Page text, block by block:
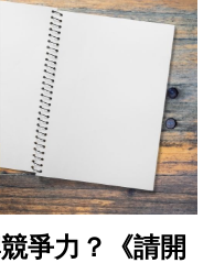
爭力？《請開